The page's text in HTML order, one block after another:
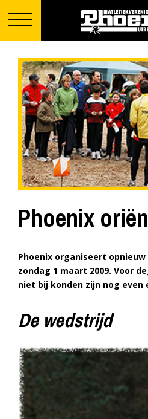
Phoenix
Phoenix organiseert
zondag 1 maart 2009. Voor
niet bij konden zijn nog
De wedstrijd